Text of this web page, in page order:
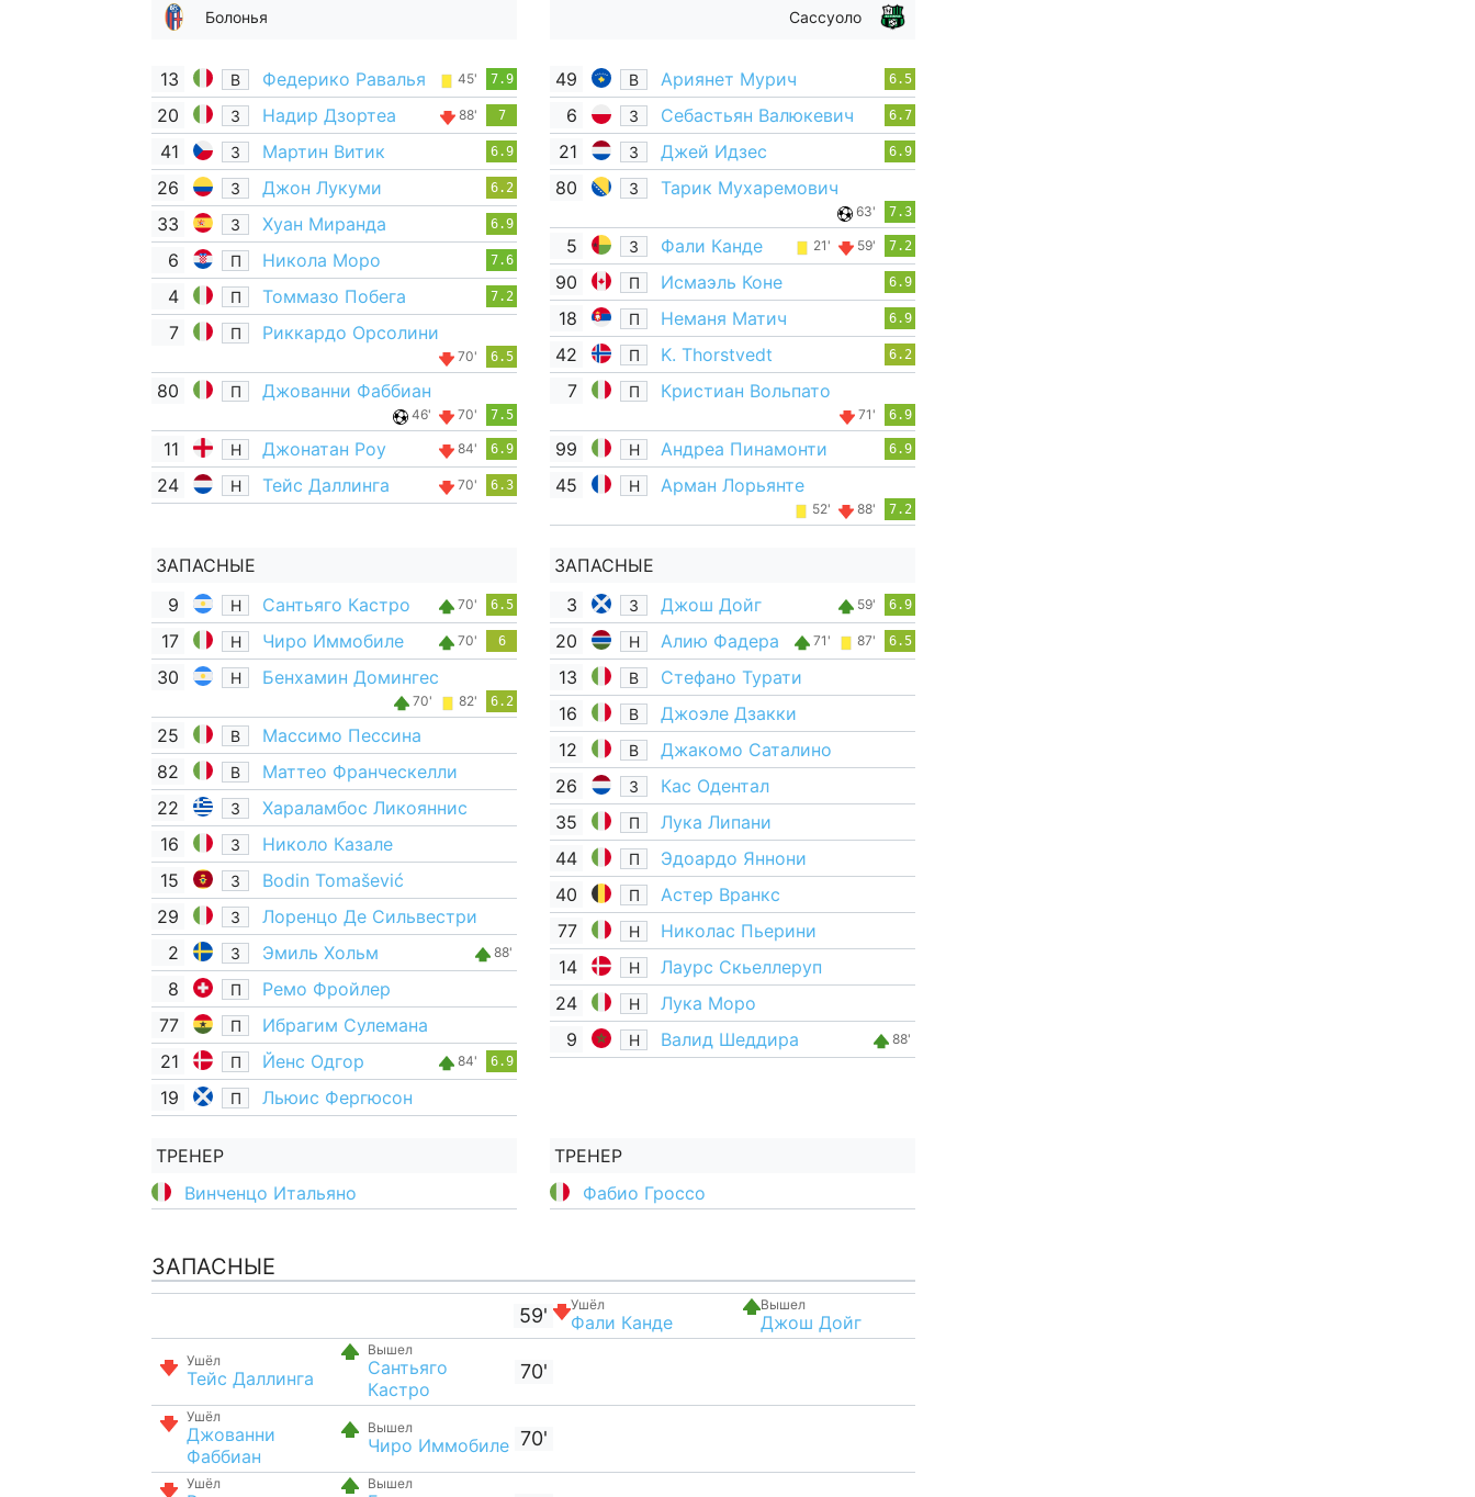
Болонья
13 В Федерико Равалья 45' 7.9
20 З Надир Дзортеа 88' 7
41 З Мартин Витик 6.9
26 З Джон Лукуми 6.2
33 З Хуан Миранда 6.9
6 П Никола Моро 7.6
4 П Томмазо Побега 7.2
7 П Риккардо Орсолини
70' 6.5
80 П Джованни Фаббиан
46' 70' 7.5
11 Н Джонатан Роу 84' 6.9
24 Н Тейс Даллинга 70' 6.3
ЗАПАСНЫЕ
9
Н Сантьяго Кастро 70' 6.5
17 Н Чиро Иммобиле 70' 6
30 Н Бенхамин Домингес
70' 82' 6.2
25 В
Массимо Пессина
82
В
Маттео Франческелли
22
З
Хараламбос Ликояннис
16
З
Николо Казале
15
З
Bodin Tomašević
29
З
Лоренцо Де Сильвестри
2
З Эмиль Хольм 88'
8 П
Ремо Фройлер
77
П
Ибрагим Сулемана
21
П Йенс Одгор 84' 6.9
19 П Льюис Фергюсон
ТРЕНЕР
Винченцо Итальяно
Сассуоло
49 В Ариянет Мурич 6.5
6 З Себастьян Валюкевич 6.7
21 З Джей Идзес 6.9
80 З Тарик Мухаремович
63' 7.3
5 З Фали Канде 21' 59' 7.2
90 П Исмаэль Коне 6.9
18 П Неманя Матич 6.9
42 П K. Thorstvedt 6.2
7 П Кристиан Вольпато
71' 6.9
99 Н Андреа Пинамонти 6.9
45 Н Арман Лорьянте
52' 88' 7.2
ЗАПАСНЫЕ
3
З Джош Дойг 59' 6.9
20 Н Алию Фадера 71' 87' 6.5
13 В
Стефано Турати
16
В
Джоэле Дзакки
12
В
Джакомо Саталино
26
З
Кас Одентал
35
П
Лука Липани
44
П
Эдоардо Яннони
40
П
Астер Вранкс
77
Н
Николас Пьерини
14
Н
Лаурс Скьеллеруп
24
Н
Лука Моро
9
Н Валид Шеддира 88'
ТРЕНЕР
Фабио Гроссо
ЗАПАСНЫЕ
59' Ушёл
Фали Канде
Вышел
Джош Дойг
Ушёл
Тейс Даллинга
Вышел
Сантьяго
Кастро
70'
Ушёл
Джованни
Фаббиан
Вышел
Чиро Иммобиле 70'
Ушёл Вышел